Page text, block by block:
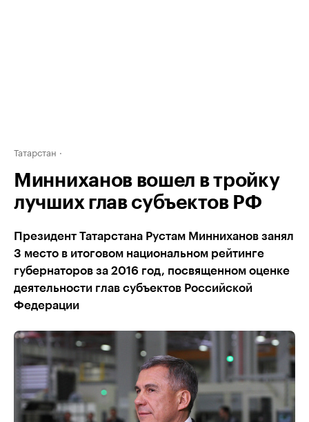
Татарстан
Минниханов вошел в тройку
лучших глав субъектов РФ
Президент Татарстана Рустам Минниханов занял
3 место в итоговом национальном рейтинге
губернаторов за 2016 год, посвященном оценке
деятельности глав субъектов Российской
Федерации